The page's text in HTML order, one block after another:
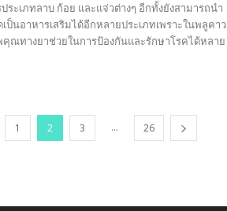
ระเภทลาบ ก้อย และแจ่วต่างๆ อีกทั้งยังสามารถนำ
ป็นอาหารเสริมได้อีกหลายประเภทเพราะในพลูคาว
ณทางยาช่วยในการป้องกันและรักษาโรคได้หลาย
1 2 3 ... 26